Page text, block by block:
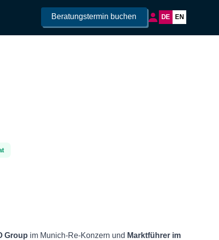
Beratungstermin buchen DE EN
Group im Munich-Re-Konzern und Marktführer im